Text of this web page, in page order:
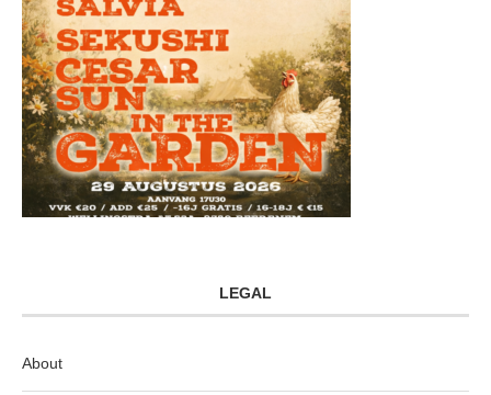
LEGAL
About